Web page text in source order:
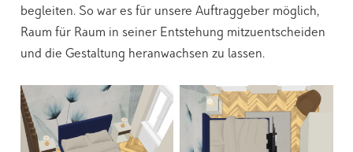
begleiten. So war es für unsere Auftraggeber möglich,
Raum für Raum in seiner Entstehung mitzuentscheiden
und die Gestaltung heranwachsen zu lassen.